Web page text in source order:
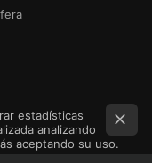
estadísticas
analizando
aceptando su uso.